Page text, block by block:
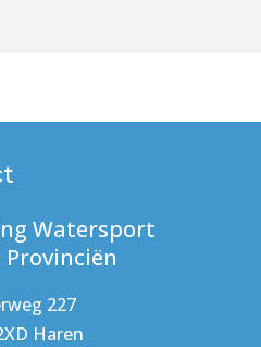
Watersport
Provinciën
227
Haren